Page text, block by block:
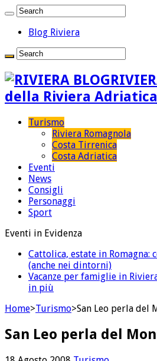
Blog Riviera
della Riviera Adriatica
Turismo
Riviera Romagnola
Costa Tirrenica
Costa Adriatica
Eventi
News
Consigli
Personaggi
Sport
Eventi in Evidenza
Cattolica, estate in Romagna:
(anche nei dintorni)
Vacanze per famiglie in
in più
Home>Turismo>San Leo perla del
San Leo perla del